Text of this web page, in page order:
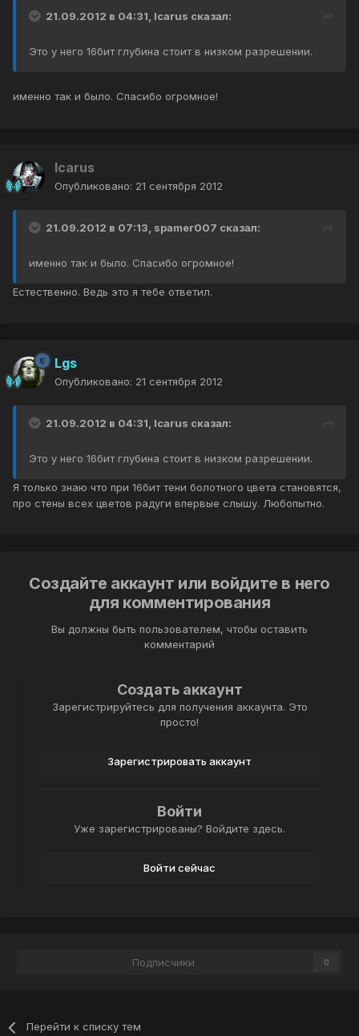
21.09.2012 в 04:31, Icarus сказал:
Это у него 16бит глубина стоит в низком разрешении.
именно так и было. Спасибо огромное!
Icarus
Опубликовано: 21 сентября 2012
21.09.2012 в 07:13, spamer007 сказал:
именно так и было. Спасибо огромное!
Естественно. Ведь это я тебе ответил.
Lgs
Опубликовано: 21 сентября 2012
21.09.2012 в 04:31, Icarus сказал:
Это у него 16бит глубина стоит в низком разрешении.
Я только знаю что при 16бит тени болотного цвета становятся,
про стены всех цветов радуги впервые слышу. Любопытно.
Создайте аккаунт или войдите в него
для комментирования
Вы должны быть пользователем, чтобы оставить
комментарий
Создать аккаунт
Зарегистрируйтесь для получения аккаунта. Это
просто!
Зарегистрировать аккаунт
Войти
Уже зарегистрированы? Войдите здесь.
Войти сейчас
Подписчики 0
Перейти к списку тем